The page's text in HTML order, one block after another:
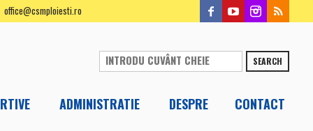
office@csmploiesti.ro
SEARCH
ADMINISTRATIE DESPRE CONTACT